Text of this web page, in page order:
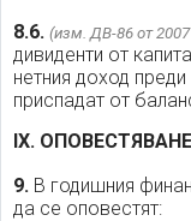
8.6. (изм. ДВ-86 от 2007
дивиденти от
нетния доход
приспадат от
IX. ОПОВЕСТЯВАНЕ
9. В годишния
да се оповестят: